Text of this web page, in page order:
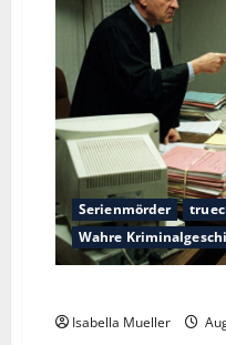
Serienmörder
Wahre
Isabella Mueller